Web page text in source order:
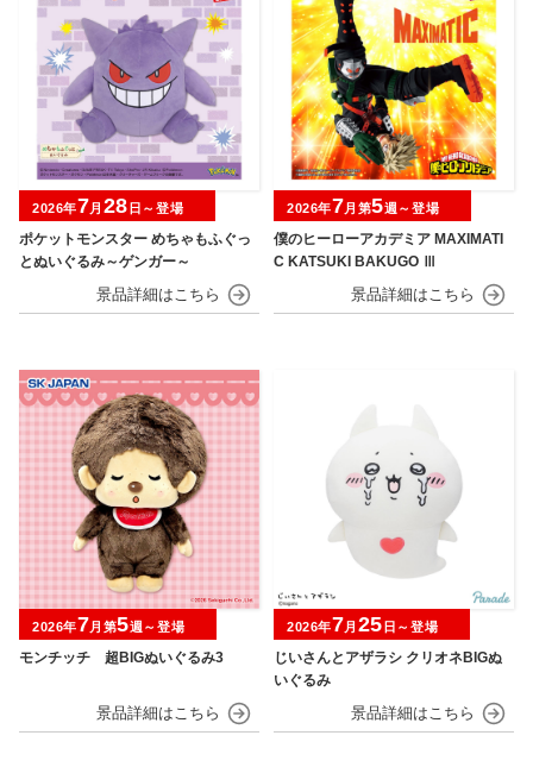
ポケットモンスター めちゃもふぐっ
とぬいぐるみ～ゲンガー～
2026年7月 28 日～登場
僕のヒーローアカデミア MAXIMATI
C KATSUKI BAKUGO Ⅲ
2026年7月第5週～登場
モンチッチ 超BIGぬいぐるみ3
2026年7月第5週～登場
じいさんとアザラシ クリオネBIGぬ
いぐるみ
2026年7月 25 日～登場